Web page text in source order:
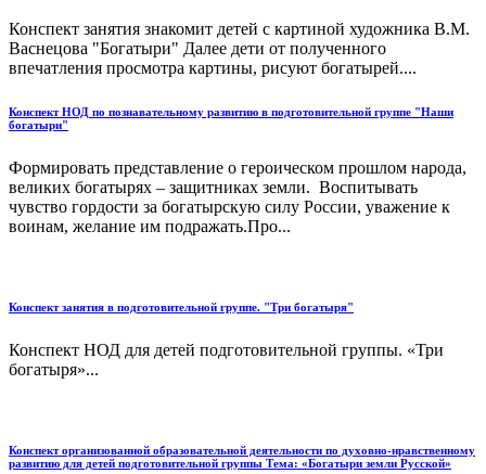
Конспект занятия знакомит детей с картиной художника В.М.
Васнецова "Богатыри" Далее дети от полученного
впечатления просмотра картины, рисуют богатырей....
Конспект НОД по познавательному развитию в подготовительной группе "Наши
богатыри"
Формировать представление о героическом прошлом народа,
великих богатырях – защитниках земли. Воспитывать
чувство гордости за богатырскую силу России, уважение к
воинам, желание им подражать.Про...
Конспект занятия в подготовительной группе. "Три богатыря"
Конспект НОД для детей подготовительной группы. «Три
богатыря»...
Конспект организованной образовательной деятельности по духовно-нравственному
развитию для детей подготовительной группы Тема: «Богатыри земли Русской»